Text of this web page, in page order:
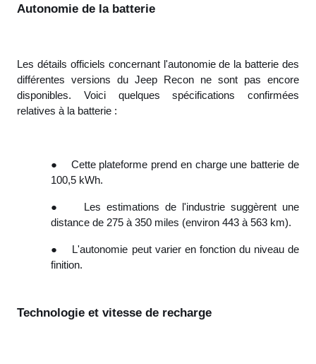
Autonomie de la batterie
Les détails officiels concernant l'autonomie de la batterie des
différentes versions du Jeep Recon ne sont pas encore
disponibles. Voici quelques spécifications confirmées
relatives à la batterie :
●
Cette plateforme prend en charge une batterie de
100,5 kWh.
●
Les estimations de l'industrie suggèrent une
distance de 275 à 350 miles (environ 443 à 563 km).
●
L'autonomie peut varier en fonction du niveau de
finition.
Technologie et vitesse de recharge